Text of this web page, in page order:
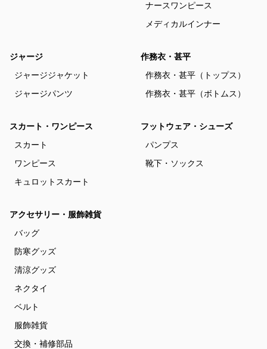
ナースワンピース
メディカルインナー
ジャージ
ジャージジャケット
ジャージパンツ
作務衣・甚平
作務衣・甚平（トップス）
作務衣・甚平（ボトムス）
スカート・ワンピース
スカート
ワンピース
キュロットスカート
フットウェア・シューズ
パンプス
靴下・ソックス
アクセサリー・服飾雑貨
バッグ
防寒グッズ
清涼グッズ
ネクタイ
ベルト
服飾雑貨
交換・補修部品